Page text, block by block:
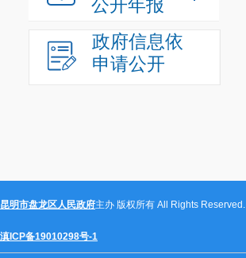
公开年报
政府信息依
申请公开
昆明市盘龙区人民政府主办 版权所有 All Rights Reserved.
滇ICP备19010298号-1